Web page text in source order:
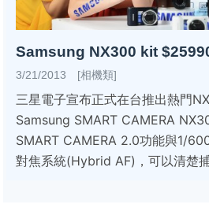
Samsung NX300 kit
3/21/2013 [相機類]
三星電子宣布正式在台推出熱門
Samsung SMART CAMERA
SMART CAMERA 2.0功能與1/
對焦系統(Hybrid AF)，可以清楚